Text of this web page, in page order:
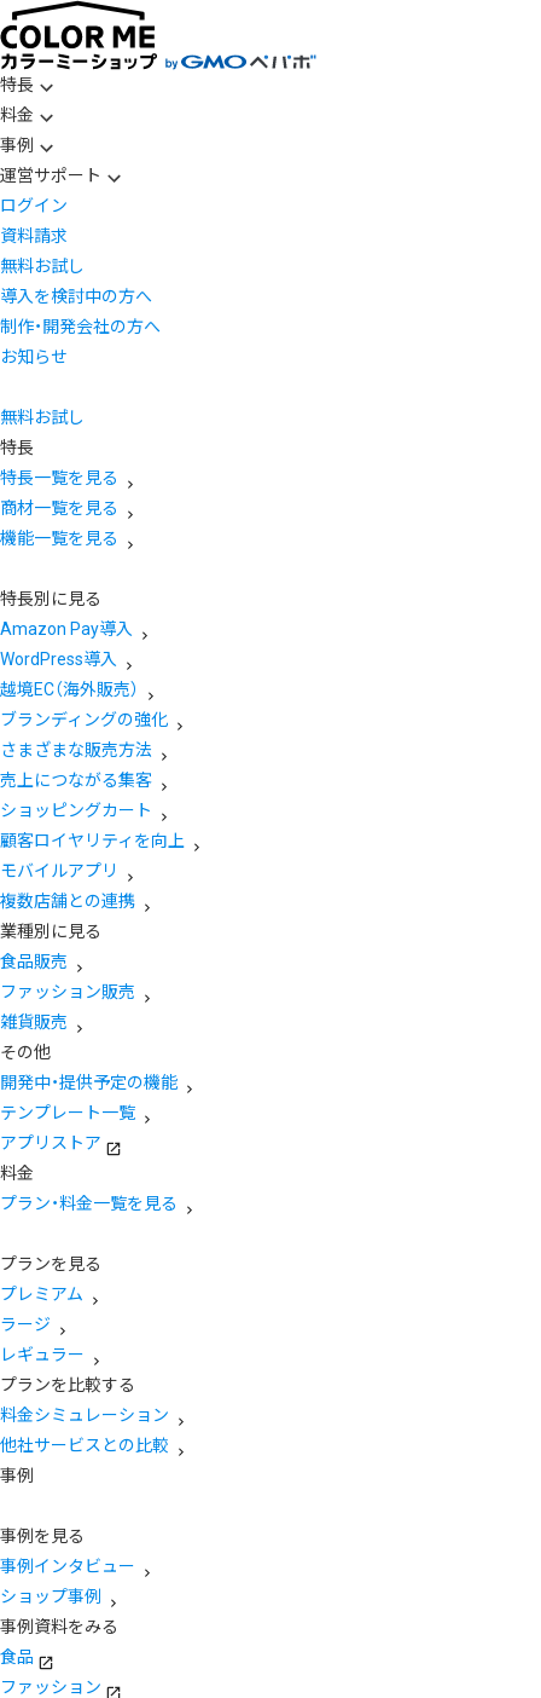
特長
料金
事例
運営サポート
ログイン
資料請求
無料お試し
導入を検討中の方へ
制作・開発会社の方へ
お知らせ
無料お試し
特長
特長一覧を見る
商材一覧を見る
機能一覧を見る
特長別に見る
Amazon Pay導入
WordPress導入
越境EC（海外販売）
ブランディングの強化
さまざまな販売方法
売上につながる集客
ショッピングカート
顧客ロイヤリティを向上
モバイルアプリ
複数店舗との連携
業種別に見る
食品販売
ファッション販売
雑貨販売
その他
開発中・提供予定の機能
テンプレート一覧
アプリストア
料金
プラン・料金一覧を見る
プランを見る
プレミアム
ラージ
レギュラー
プランを比較する
料金シミュレーション
他社サービスとの比較
事例
事例を見る
事例インタビュー
ショップ事例
事例資料をみる
食品
ファッション